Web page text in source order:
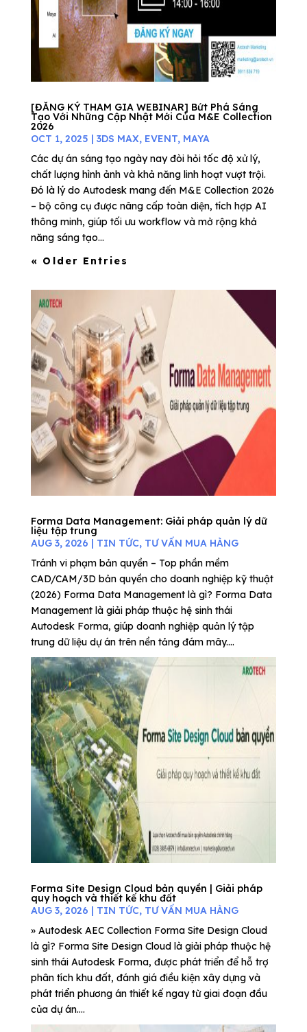
[ĐĂNG KÝ THAM GIA WEBINAR] Bứt Phá Sáng
Tạo Với Những Cập Nhật Mới Của M&E Collection
2026
OCT 1, 2025 | 3DS MAX, EVENT, MAYA
Các dự án sáng tạo ngày nay đòi hỏi tốc độ xử lý,
chất lượng hình ảnh và khả năng linh hoạt vượt trội.
Đó là lý do Autodesk mang đến M&E Collection 2026
– bộ công cụ được nâng cấp toàn diện, tích hợp AI
thông minh, giúp tối ưu workflow và mở rộng khả
năng sáng tạo...
« Older Entries
Forma Data Management: Giải pháp quản lý dữ
liệu tập trung
AUG 3, 2026 | TIN TỨC, TƯ VẤN MUA HÀNG
Tránh vi phạm bản quyền – Top phần mềm
CAD/CAM/3D bản quyền cho doanh nghiệp kỹ thuật
(2026) Forma Data Management là gì? Forma Data
Management là giải pháp thuộc hệ sinh thái
Autodesk Forma, giúp doanh nghiệp quản lý tập
trung dữ liệu dự án trên nền tảng đám mây....
Forma Site Design Cloud bản quyền | Giải pháp
quy hoạch và thiết kế khu đất
AUG 3, 2026 | TIN TỨC, TƯ VẤN MUA HÀNG
» Autodesk AEC Collection Forma Site Design Cloud
là gì? Forma Site Design Cloud là giải pháp thuộc hệ
sinh thái Autodesk Forma, được phát triển để hỗ trợ
phân tích khu đất, đánh giá điều kiện xây dựng và
phát triển phương án thiết kế ngay từ giai đoạn đầu
của dự án....